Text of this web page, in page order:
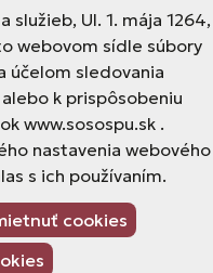
Ul. 1. mája 1264,
webovom sídle súbory
účelom sledovania
k prispôsobeniu
www.sosospu.sk .
nastavenia webového
s ich používaním.
cookies